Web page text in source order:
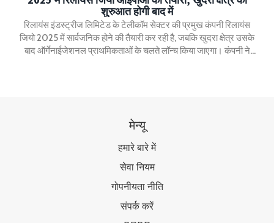
शुरुआत होगी बाद में
रिलायंस इंडस्ट्रीज लिमिटेड के टेलीकॉम सेक्टर की प्रमुख कंपनी रिलायंस
जियो 2025 में सार्वजनिक होने की तैयारी कर रही है, जबकि खुदरा क्षेत्र उसके
बाद ऑर्गेनाईजेशनल प्राथमिकताओं के चलते लॉन्च किया जाएगा। कंपनी ने
मेन्यू
हमारे बारे में
सेवा नियम
गोपनीयता नीति
संपर्क करें